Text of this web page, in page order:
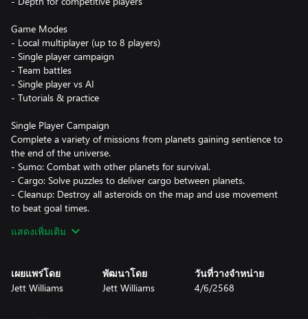
Game Modes
- Local multiplayer (up to 8 players)
- Single player campaign
- Team battles
- Single player vs AI
- Tutorials & practice
Single Player Campaign
Complete a variety of missions from planets gaining sentience to
the end of the universe.
- Sumo: Combat with other planets for survival.
- Cargo: Solve puzzles to deliver cargo between planets.
- Cleanup: Destroy all asteroids on the map and use movement
to beat goal times.
- Modify 8 stat values including speed, range, grip & more
- Over 1 million combinations
แสดงเพิ่มเติม
เผยแพร่โดย
Jett Williams
พัฒนาโดย
Jett Williams
วันที่วางจำหน่าย
4/6/2568